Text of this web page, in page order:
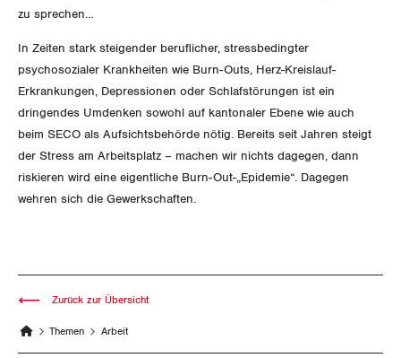
Migrationskommission
Queer-Kommission
Rentner:innen-Kommission
Bern
Freiburg
Genf
Glarus
Graubünden
Nidwalden
zu sprechen…
In Zeiten stark steigender beruflicher, stressbedingter
psychosozialer Krankheiten wie Burn-Outs, Herz-Kreislauf-
Erkrankungen, Depressionen oder Schlafstörungen ist ein
dringendes Umdenken sowohl auf kantonaler Ebene wie auch
beim SECO als Aufsichtsbehörde nötig. Bereits seit Jahren steigt
der Stress am Arbeitsplatz – machen wir nichts dagegen, dann
riskieren wird eine eigentliche Burn-Out-„Epidemie“. Dagegen
wehren sich die Gewerkschaften.
Themen Arbeit
Zurück zur Übersicht